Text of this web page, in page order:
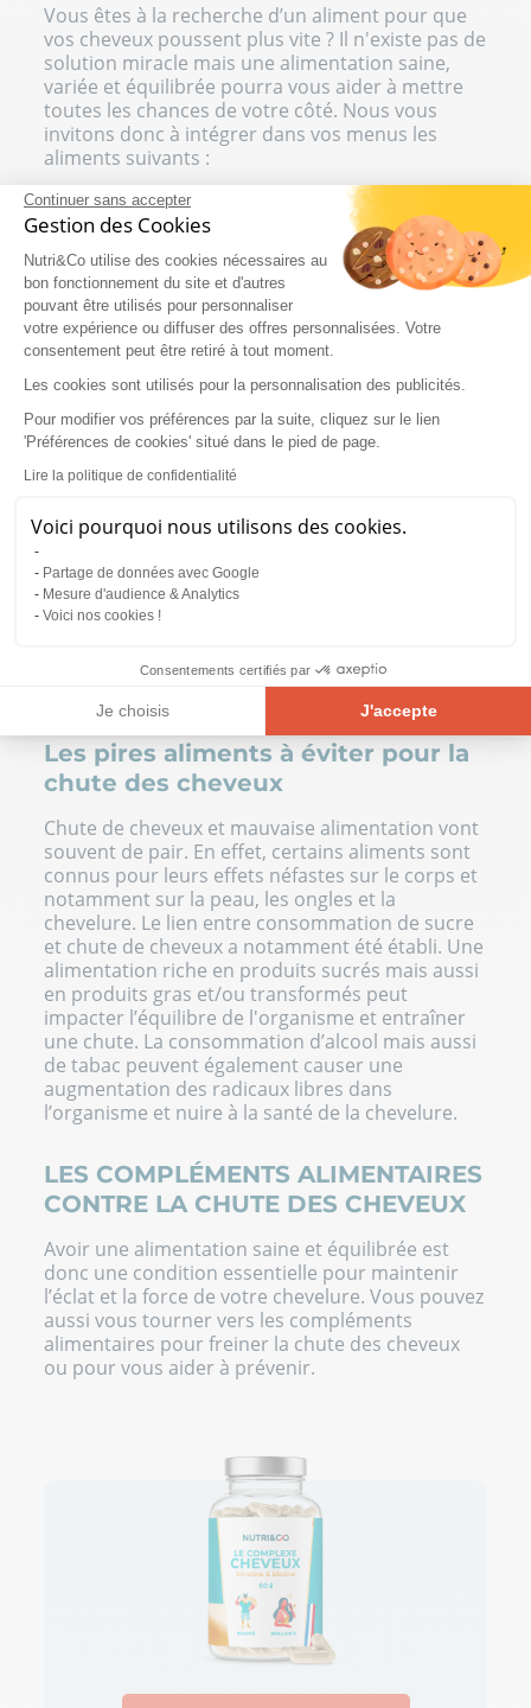
Continuer sans accepter
Gestion des Cookies
Nutri&Co utilise des cookies nécessaires au
bon fonctionnement du site et d'autres
pouvant être utilisés pour personnaliser
votre expérience ou diffuser des offres personnalisées. Votre
consentement peut être retiré à tout moment.
Les cookies sont utilisés pour la personnalisation des publicités.
Pour modifier vos préférences par la suite, cliquez sur le lien
'Préférences de cookies' situé dans le pied de page.
Lire la politique de confidentialité
Voici pourquoi nous utilisons des cookies.
Partage de données avec Google
Mesure d'audience & Analytics
Voici nos cookies !
Consentements certifiés par
Je choisis J'accepte
Axeptio consent
Plateforme de Gestion du Consentement : Personnalisez vos
Notre plateforme vous permet d'adapter et de gérer vos
Vous êtes à la recherche d’un aliment pour que
vos cheveux poussent plus vite ? Il n'existe pas de
solution miracle mais une alimentation saine,
variée et équilibrée pourra vous aider à mettre
toutes les chances de votre côté. Nous vous
invitons donc à intégrer dans vos menus les
aliments suivants :
Des œufs : riches en vitamines A et B, en zinc,
ainsi qu’en protéines
Des noisettes : riches en fer, en magnésium,
en vitamine B et en zinc
Des épinards et des lentilles : riches en fer
De la banane : riche en zinc et en magnésium
Des huîtres : riches en zinc
Des poissons gras (saumon) : riches en
oméga-3
Des agrumes : riches en vitamine C
Des huiles végétales : riches en acides gras
La levure de bière : riche en vitamines du
Du thé vert : riche en antioxydants
De nombreux aliments sont bons pour les
cheveux. Tournez-vous donc principalement vers
les fruits et légumes de saison mais aussi les
de mer pour faire le plein de vitamines, acides
gras, minéraux et oligo-éléments.
Les pires aliments à éviter pour la
chute des cheveux
Chute de cheveux et mauvaise alimentation vont
souvent de pair. En effet, certains aliments sont
connus pour leurs effets néfastes sur le corps et
notamment sur la peau, les ongles et la
chevelure. Le lien entre consommation de sucre
et chute de cheveux a notamment été établi. Une
alimentation riche en produits sucrés mais aussi
en produits gras et/ou transformés peut
impacter l’équilibre de l'organisme et entraîner
une chute. La consommation d’alcool mais aussi
de tabac peuvent également causer une
augmentation des radicaux libres dans
l’organisme et nuire à la santé de la chevelure.
LES COMPLÉMENTS ALIMENTAIRES
CONTRE LA CHUTE DES CHEVEUX
Avoir une alimentation saine et équilibrée est
donc une condition essentielle pour maintenir
l’éclat et la force de votre chevelure. Vous pouvez
aussi vous tourner vers les compléments
alimentaires pour freiner la chute des cheveux
ou pour vous aider à prévenir.